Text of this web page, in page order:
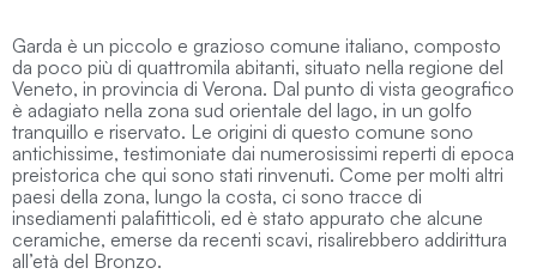
Garda è un piccolo e grazioso comune italiano, composto
da poco più di quattromila abitanti, situato nella regione del
Veneto, in provincia di Verona. Dal punto di vista geografico
è adagiato nella zona sud orientale del lago, in un golfo
tranquillo e riservato. Le origini di questo comune sono
antichissime, testimoniate dai numerosissimi reperti di epoca
preistorica che qui sono stati rinvenuti. Come per molti altri
paesi della zona, lungo la costa, ci sono tracce di
insediamenti palafitticoli, ed è stato appurato che alcune
ceramiche, emerse da recenti scavi, risalirebbero addirittura
all’età del Bronzo.